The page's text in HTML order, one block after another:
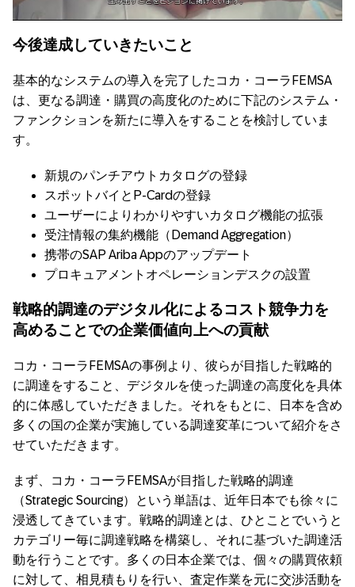
今後達成していきたいこと
基本的なシステムの導入を完了したコカ・コーラFEMSA
は、更なる調達・購買の高度化のために下記のシステム・
ファンクションを新たに導入をすることを検討していま
す。
新規のパンチアウトカタログの登録
スポットバイとP-Cardの登録
ユーザーによりわかりやすいカタログ機能の拡張
受注情報の集約機能（Demand Aggregation）
携帯のSAP Ariba Appのアップデート
プロキュアメントオペレーションデスクの設置
戦略的調達のデジタル化によるコスト競争力を
高めることでの企業価値向上への貢献
コカ・コーラFEMSAの事例より、彼らが目指した戦略的
に調達をすること、デジタルを使った調達の高度化を具体
的に体感していただきました。それをもとに、日本を含め
多くの国の企業が実施している調達変革について紹介をさ
せていただきます。
まず、コカ・コーラFEMSAが目指した戦略的調達
（Strategic Sourcing）という単語は、近年日本でも徐々に
浸透してきています。戦略的調達とは、ひとことでいうと
カテゴリー毎に調達戦略を構築し、それに基づいた調達活
動を行うことです。多くの日本企業では、個々の購買依頼
に対して、相見積もりを行い、査定作業を元に交渉活動を